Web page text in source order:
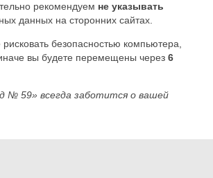
рекомендуем не указывать
данных на сторонних сайтах.
безопасностью компьютера,
иначе вы будете перемещены через 6
№ 59» всегда заботится о вашей